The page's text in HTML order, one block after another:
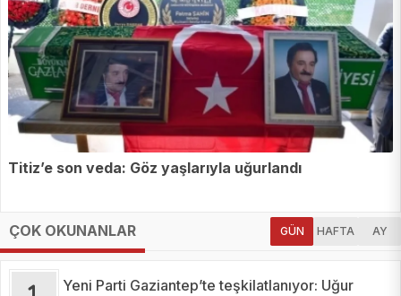
Titiz’e son veda: Göz yaşlarıyla uğurlandı
ÇOK OKUNANLAR GÜN HAFTA AY
Yeni Parti Gaziantep’te teşkilatlanıyor: Uğur